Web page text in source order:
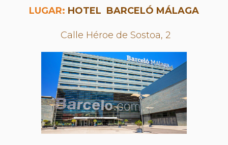
LUGAR: HOTEL BARCELÓ MÁLAGA
Calle Héroe de Sostoa, 2